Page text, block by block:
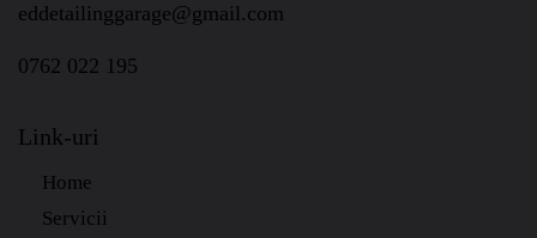
eddetailinggarage@gmail.com
0762 022 195
Link-uri
Home
Servicii